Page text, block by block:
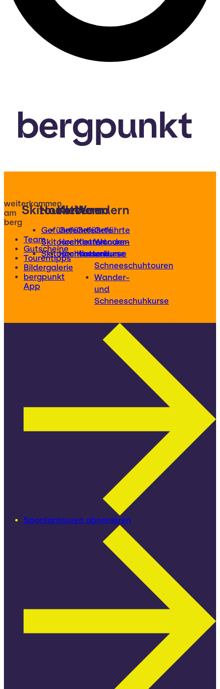
bergpunkt
weiterkommen
am
berg
Team
Gutscheine
Tourentipps
Bildergalerie
bergpunkt
App
Skitouren
Geführte
Skitouren
Skitourenkurse
Hochtouren
Geführte
Hochtouren
Hochtourenkurse
Klettern
Geführte
Klettertouren
Kletterkurse
Wandern
Geführte
Wander-
und
Schneeschuhtouren
Wander-
und
Schneeschuhkurse
Spontantouren abonnieren